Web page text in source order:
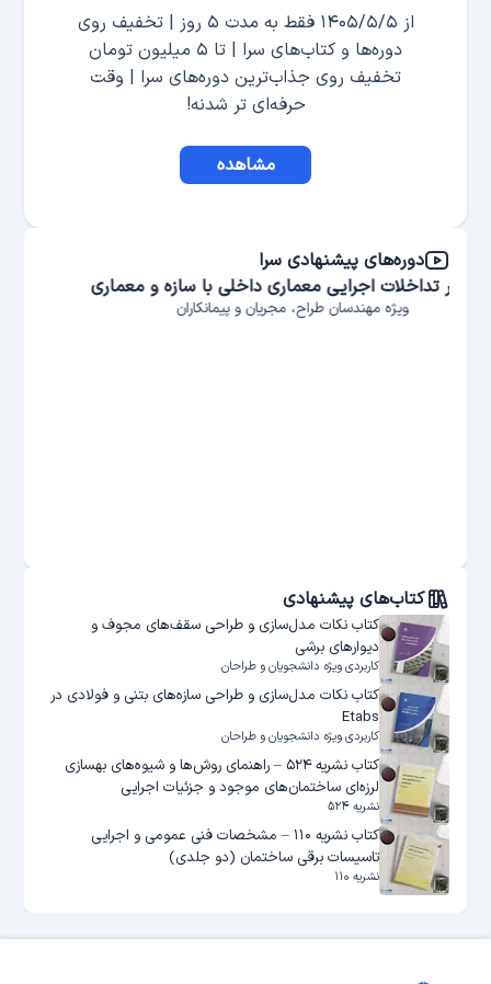
از ۱۴۰۵/۵/۵ فقط به مدت ۵ روز | تخفیف روی
دوره‌ها و کتاب‌های سرا | تا ۵ میلیون تومان
تخفیف روی جذاب‌ترین دوره‌های سرا | وقت
حرفه‌ای تر شدنه!
مشاهده
دوره‌های پیشنهادی سرا
کتاب‌های پیشنهادی
کتاب نکات مدل‌سازی و طراحی سقف‌های مجوف و
دیوارهای برشی
کاربردی ویژه دانشجویان و طراحان
کتاب نکات مدل‌سازی و طراحی سازه‌های بتنی و فولادی در
Etabs
کاربردی ویژه دانشجویان و طراحان
کتاب نشریه ۵۲۴ – راهنمای روش‌ها و شیوه‌های بهسازی
لرزه‌ای ساختمان‌های موجود و جزئیات اجرایی
نشریه ۵۲۴
کتاب نشریه ۱۱۰ – مشخصات فنی عمومی و اجرایی
تاسیسات برقی ساختمان (دو جلدی)
نشریه ۱۱۰